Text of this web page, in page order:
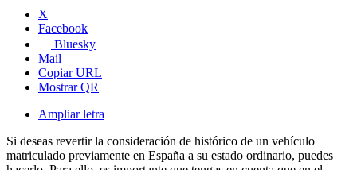
X
Facebook
Bluesky
Mail
Copiar URL
Mostrar QR
Ampliar letra
Si deseas revertir la consideración de histórico de un vehículo
matriculado previamente en España a su estado ordinario, puedes